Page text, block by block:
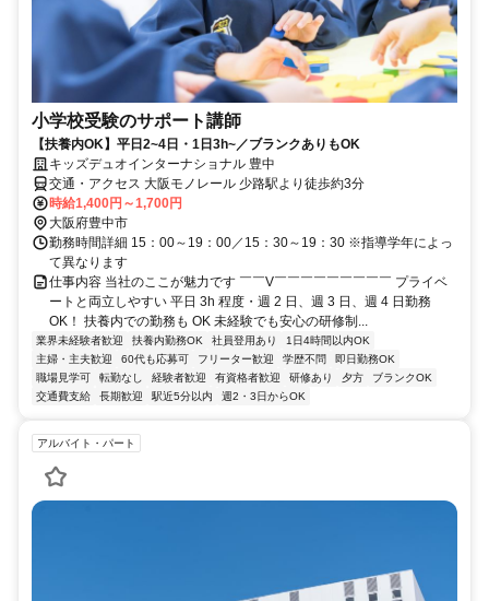
小学校受験のサポート講師
【扶養内OK】平日2~4日・1日3h~／ブランクありもOK
キッズデュオインターナショナル 豊中
交通・アクセス 大阪モノレール 少路駅より徒歩約3分
時給1,400円～1,700円
大阪府豊中市
勤務時間詳細 15：00～19：00／15：30～19：30 ※指導学年によっ
て異なります
仕事内容 当社のここが魅力です ￣￣V￣￣￣￣￣￣￣￣￣ プライベ
ートと両立しやすい 平日 3h 程度・週 2 日、週 3 日、週 4 日勤務
OK！ 扶養内での勤務も OK 未経験でも安心の研修制...
業界未経験者歓迎 扶養内勤務OK 社員登用あり
1日4時間以内OK
主婦・主夫歓迎
60代も応募可 フリーター歓迎 学歴不問
即日勤務OK
職場見学可
転勤なし 経験者歓迎 有資格者歓迎 研修あり 夕方
ブランクOK
交通費支給
長期歓迎 駅近5分以内 週2・3日からOK
アルバイト・パート